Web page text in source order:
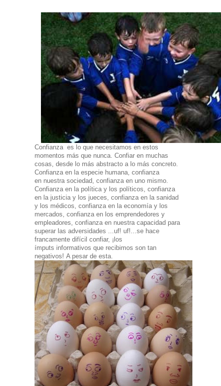
Confianza es lo que necesitamos en estos
momentos más que nunca. Confiar en muchas
cosas, desde lo más abstracto a lo más concreto.
Confianza en la especie humana, confianza
en nuestra sociedad, confianza en uno mismo.
Confianza en la política y los políticos, confianza
en la justicia y los jueces, confianza en la sanidad
y los médicos, confianza en la economía y los
mercados, confianza en los emprendedores y
empleadores, confianza en nuestra capacidad para
superar las adversidades ...uf! uf!...se hace
francamente difícil confiar, ¡los
ímputs informativos que recibimos son tan
negativos! A pesar de esta.